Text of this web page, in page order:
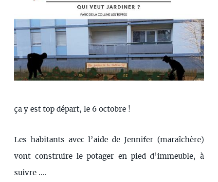
ça y est top départ, le 6 octobre !
Les habitants avec l’aide de Jennifer (maraîchère)
vont construire le potager en pied d’immeuble, à
suivre ....